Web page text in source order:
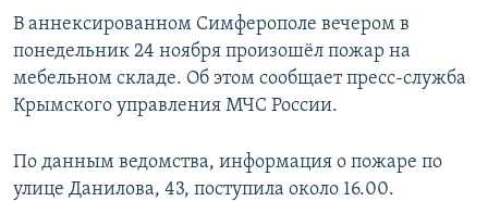
Вернутся
поиску
ИНТЕРАКТИВ
ИНФОГРАФИКА
ТЕЛЕПРОЕКТ КРЫМ.РЕАЛИИ
ПРОПАВШИЕ БЕЗ ВЕСТИ
РАДІО СВОБОДА
КАК ОБОЙТИ БЛОКИРОВКУ
Українською
Qırımtatar
В аннексированном Симферополе вечером в
понедельник 24 ноября произошёл пожар на
мебельном складе. Об этом сообщает пресс-служба
Крымского управления МЧС России.
По данным ведомства, информация о пожаре по
улице Данилова, 43, поступила около 16.00.